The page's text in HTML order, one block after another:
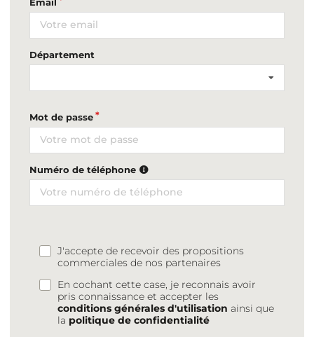
Département
Mot de passe
Numéro de téléphone
J'accepte de recevoir des propositions
commerciales de nos partenaires
En cochant cette case, je reconnais avoir
pris connaissance et accepter les
conditions générales d'utilisation ainsi que
la politique de confidentialité